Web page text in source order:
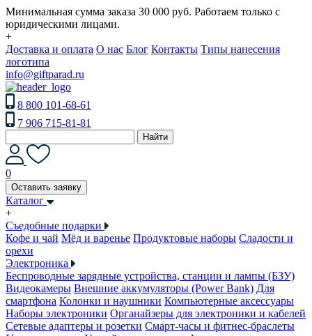
Минимальная сумма заказа 30 000 руб. Работаем только с
юридическими лицами.
+
Доставка и оплата О нас Блог Контакты Типы нанесения
логотипа
info@giftparad.ru
8 800 101-68-61
7 906 715-81-81
Найти
0
Оставить заявку
Каталог
+
Съедобные подарки
Кофе и чай Мёд и варенье Продуктовые наборы Сладости и
орехи
Электроника
Беспроводные зарядные устройства, станции и лампы (БЗУ)
Видеокамеры Внешние аккумуляторы (Power Bank) Для
смартфона Колонки и наушники Компьютерные аксессуары
Наборы электроники Органайзеры для электроники и кабелей
Сетевые адаптеры и розетки Смарт-часы и фитнес-браслеты